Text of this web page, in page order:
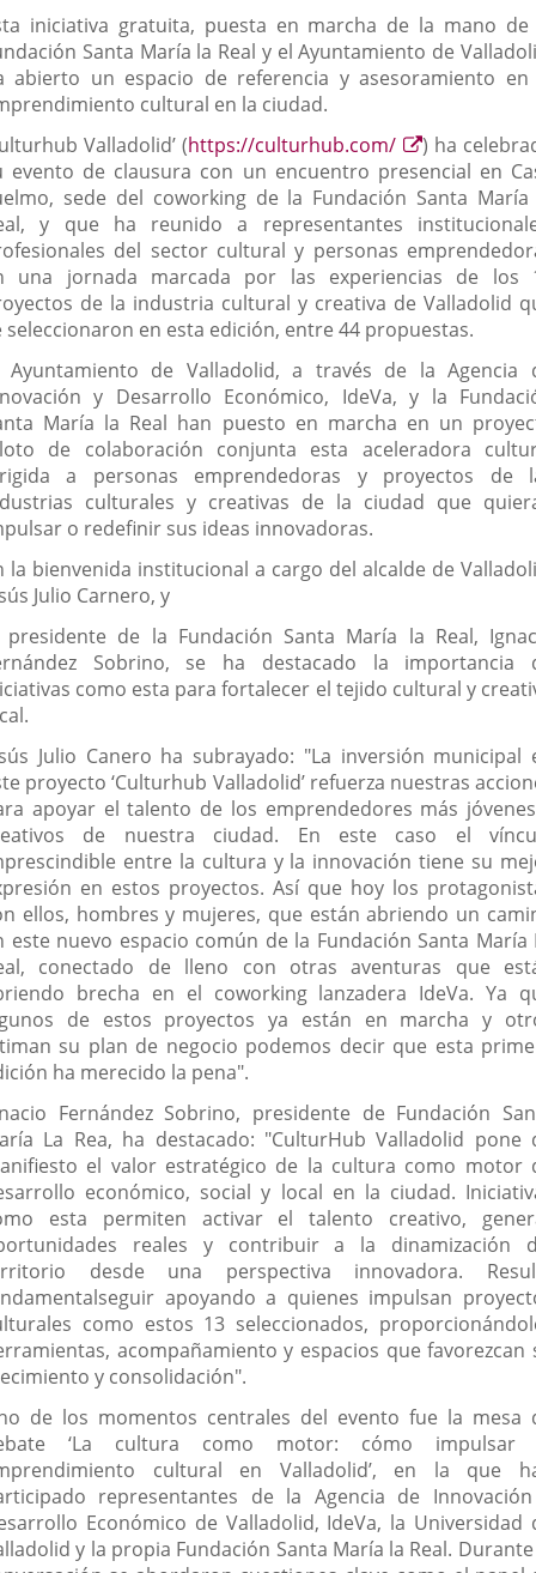
iniciativa gratuita, puesta en marcha de la mano de
Santa María la Real y el Ayuntamiento de
abierto un espacio de referencia y asesoramiento en
cultural en la ciudad.
Valladolid’ (https://culturhub.com/
Enlace
a
una
aplicación
externa.
) ha
evento de clausura con un encuentro presencial en
sede del coworking de la Fundación Santa María
y que ha reunido a representantes
del sector cultural y personas
una jornada marcada por las experiencias de los
de la industria cultural y creativa de Valladolid
seleccionaron en esta edición, entre 44 propuestas.
Ayuntamiento de Valladolid, a través de la Agencia
y Desarrollo Económico, IdeVa, y la
María la Real han puesto en marcha en un
de colaboración conjunta esta aceleradora
a personas emprendedoras y proyectos de
culturales y creativas de la ciudad que
o redefinir sus ideas innovadoras.
la bienvenida institucional a cargo del alcalde de
Julio Carnero, y
presidente de la Fundación Santa María la Real,
Sobrino, se ha destacado la importancia
como esta para fortalecer el tejido cultural y
Julio Canero ha subrayado: "La inversión municipal
proyecto ‘Culturhub Valladolid’ refuerza nuestras
apoyar el talento de los emprendedores más
de nuestra ciudad. En este caso el
entre la cultura y la innovación tiene su
en estos proyectos. Así que hoy los
ellos, hombres y mujeres, que están abriendo un
este nuevo espacio común de la Fundación Santa María
conectado de lleno con otras aventuras que
brecha en el coworking lanzadera IdeVa. Ya
de estos proyectos ya están en marcha y
su plan de negocio podemos decir que esta
ha merecido la pena".
Fernández Sobrino, presidente de Fundación
La Rea, ha destacado: "CulturHub Valladolid pone
el valor estratégico de la cultura como motor
económico, social y local en la ciudad.
esta permiten activar el talento creativo,
reales y contribuir a la dinamización
desde una perspectiva innovadora.
apoyando a quienes impulsan
como estos 13 seleccionados,
acompañamiento y espacios que favorezcan
y consolidación".
de los momentos centrales del evento fue la mesa
‘La cultura como motor: cómo impulsar
cultural en Valladolid’, en la que
representantes de la Agencia de
Económico de Valladolid, IdeVa, la Universidad
y la propia Fundación Santa María la Real.